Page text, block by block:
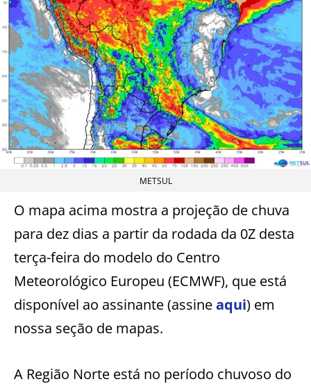
METSUL
O mapa acima mostra a projeção de chuva
para dez dias a partir da rodada da 0Z desta
terça-feira do modelo do Centro
Meteorológico Europeu (ECMWF), que está
disponível ao assinante (assineaqui) em
nossa seção de mapas.
A Região Norte está no período chuvoso do